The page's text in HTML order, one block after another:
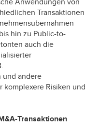
Transaktionen
hin zu Public-to-
auch die
und andere
komplexere Risiken und
Transaktionen